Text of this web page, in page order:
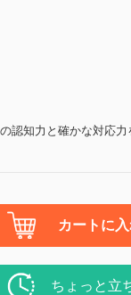
認知力と確かな対応力
カートに
ちょっと立